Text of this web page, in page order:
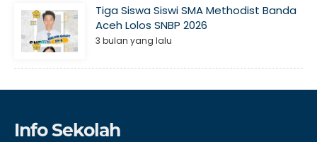
Tiga Siswa Siswi SMA Methodist Banda
Aceh Lolos SNBP 2026
3 bulan yang lalu
Info Sekolah